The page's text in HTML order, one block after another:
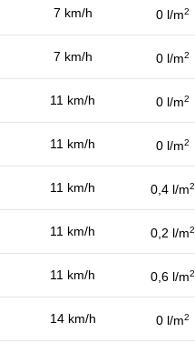
7 km/h 0 l/m2
7 km/h 0 l/m2
11 km/h 0 l/m2
11 km/h 0 l/m2
11 km/h 0,4 l/m2
11 km/h 0,2 l/m2
11 km/h 0,6 l/m2
14 km/h 0 l/m2